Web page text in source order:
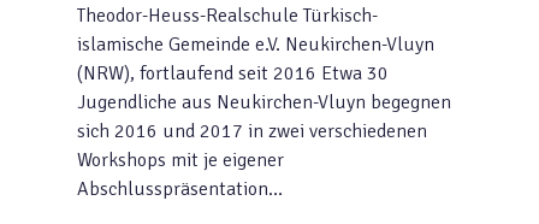
Theodor-Heuss-Realschule Türkisch-
islamische Gemeinde e.V. Neukirchen-Vluyn
(NRW), fortlaufend seit 2016 Etwa 30
Jugendliche aus Neukirchen-Vluyn begegnen
sich 2016 und 2017 in zwei verschiedenen
Workshops mit je eigener
Abschlusspräsentation…